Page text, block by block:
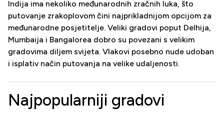
Indija ima nekoliko međunarodnih zračnih luka, što
putovanje zrakoplovom čini najprikladnijom opcijom za
međunarodne posjetitelje. Veliki gradovi poput Delhija,
Mumbaija i Bangalorea dobro su povezani s velikim
gradovima diljem svijeta. Vlakovi posebno nude udoban
i isplativ način putovanja na velike udaljenosti.
Najpopularniji gradovi